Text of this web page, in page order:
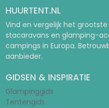
HUURTENT.NL
Vind en vergelijk het
stacaravans en glamping-
campings in Europa.
aanbieder.
GIDSEN & INSPIRATIE
Glampinggids
Tentengids